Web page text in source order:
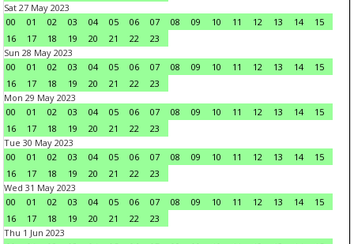
Sat 27 May 2023
00
01 02 03 04 05 06 07 08 09 10 11 12 13 14
15
16
17 18 19 20 21 22
23
Sun 28 May 2023
00
01 02 03 04 05 06 07 08 09 10 11 12 13 14
15
16
17 18 19 20 21 22
23
Mon 29 May 2023
00
01 02 03 04 05 06 07 08 09 10 11 12 13 14
15
16
17 18 19 20 21 22
23
Tue 30 May 2023
00
01 02 03 04 05 06 07 08 09 10 11 12 13 14
15
16
17 18 19 20 21 22
23
Wed 31 May 2023
00
01 02 03 04 05 06 07 08 09 10 11 12 13 14
15
16
17 18 19 20 21 22
23
Thu 1 Jun 2023